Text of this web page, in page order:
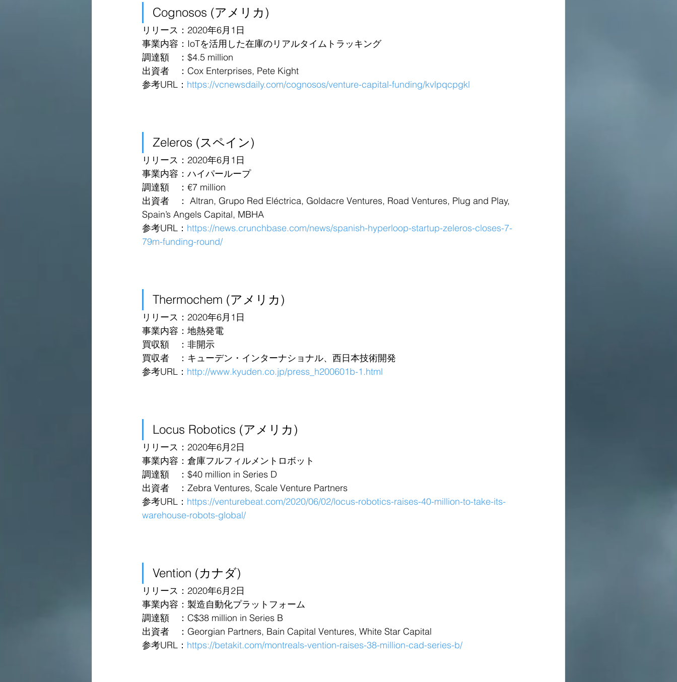
Cognosos (アメリカ)
リリース：2020年6月1日
事業内容：IoTを活用した在庫のリアルタイムトラッキング
調達額　：$4.5 million
出資者　：Cox Enterprises, Pete Kight
参考URL： https://vcnewsdaily.com/cognosos/venture-capital-funding/kvlpqcpgkl
Zeleros (スペイン)
リリース：2020年6月1日
事業内容：ハイパーループ
調達額　：€7 million
出資者　： Altran, Grupo Red Eléctrica, Goldacre Ventures, Road Ventures, Plug and Play,
Spain’s Angels Capital, MBHA
参考URL： https://news.crunchbase.com/news/spanish-hyperloop-startup-zeleros-closes-7-
79m-funding-round/
Thermochem (アメリカ)
リリース：2020年6月1日
事業内容：地熱発電
買収額　：非開示
買収者　：キューデン・インターナショナル、西日本技術開発
参考URL： http://www.kyuden.co.jp/press_h200601b-1.html
Locus Robotics (アメリカ)
リリース：2020年6月2日
事業内容：倉庫フルフィルメントロボット
調達額　：$40 million in Series D
出資者　：Zebra Ventures, Scale Venture Partners
参考URL： https://venturebeat.com/2020/06/02/locus-robotics-raises-40-million-to-take-its-
warehouse-robots-global/
Vention (カナダ)
リリース：2020年6月2日
事業内容：製造自動化プラットフォーム
調達額　：C$38 million in Series B
出資者　：Georgian Partners, Bain Capital Ventures, White Star Capital
参考URL： https://betakit.com/montreals-vention-raises-38-million-cad-series-b/